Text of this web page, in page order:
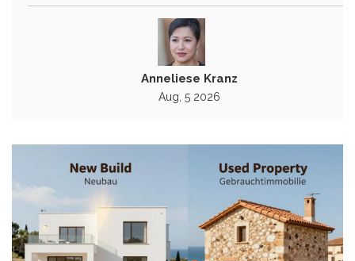
Anneliese Kranz
Aug, 5 2026